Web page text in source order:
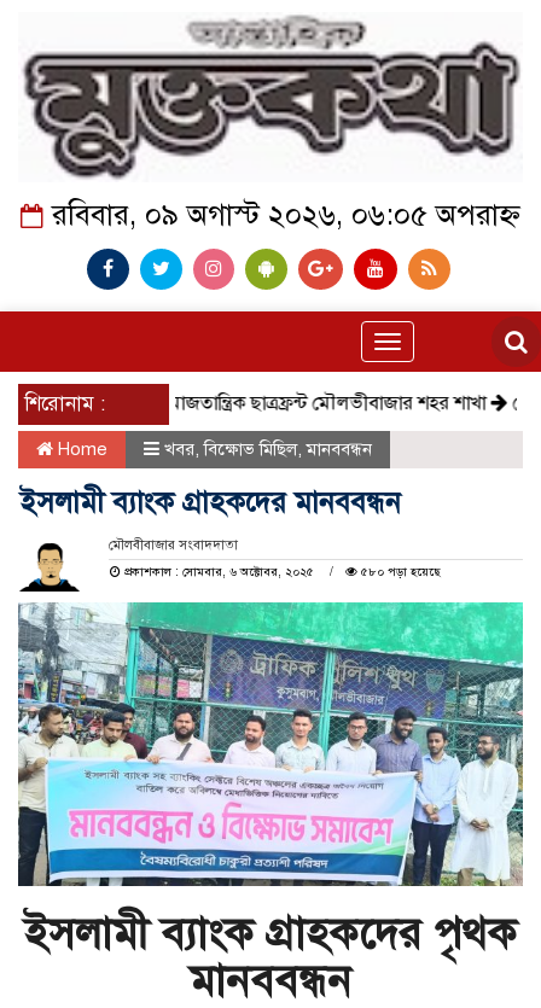
রবিবার, ০৯ অগাস্ট ২০২৬, ০৬:০৫ অপরাহ্ন
Toggle
navigation
শিরোনাম :সমাজতান্ত্রিক ছাত্রফ্রন্ট মৌলভীবাজার শহর শাখা কেমন আছে
Home খবর,বিক্ষোভ মিছিল,মানববন্ধন
ইসলামী ব্যাংক গ্রাহকদের মানববন্ধন
মৌলবীবাজার সংবাদদাতা
প্রকাশকাল : সোমবার, ৬ অক্টোবর, ২০২৫
৫৮০ পড়া হয়েছে
ইসলামী ব্যাংক গ্রাহকদের পৃথক
মানববন্ধন